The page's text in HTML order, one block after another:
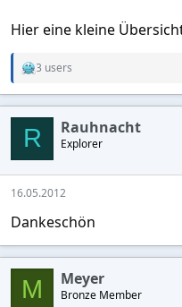
Hier eine kleine
R
c
o
n
s
:
3 users
R Rauhnacht
Explorer
16.05.2012
Dankeschön
M Meyer
Bronze Member